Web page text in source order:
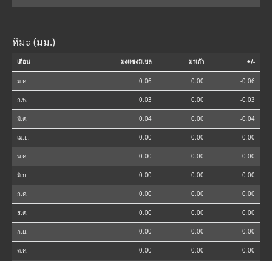
หิมะ (มม.)
เดือน มงแซงมิเชล มาเก๊า +/-
ม.ค. 0.06 0.00 -0.06
ก.พ. 0.03 0.00 -0.03
มี.ค. 0.04 0.00 -0.04
เม.ย. 0.00 0.00 -0.00
พ.ค. 0.00 0.00 0.00
มิ.ย. 0.00 0.00 0.00
ก.ค. 0.00 0.00 0.00
ส.ค. 0.00 0.00 0.00
ก.ย. 0.00 0.00 0.00
ต.ค. 0.00 0.00 0.00